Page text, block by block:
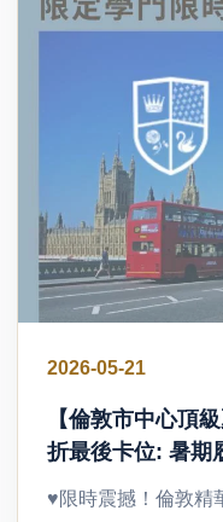
2026-05-21
【倫敦市中心頂
折最後卡位: 暑期
♥限時震撼！倫敦精